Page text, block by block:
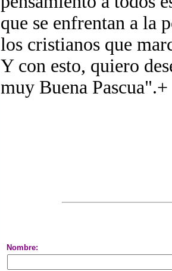
que se enfrentan a la
los cristianos que
Y con esto, quiero
muy Buena Pascua".+
Nombre: